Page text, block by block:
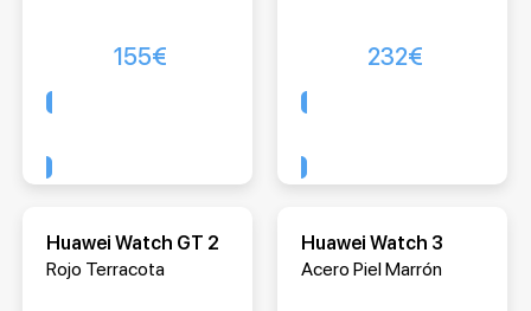
155€ 232€
Huawei Watch GT 2
Rojo Terracota
Huawei Watch 3
Acero Piel Marrón